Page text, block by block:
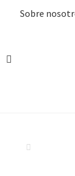
Sobre